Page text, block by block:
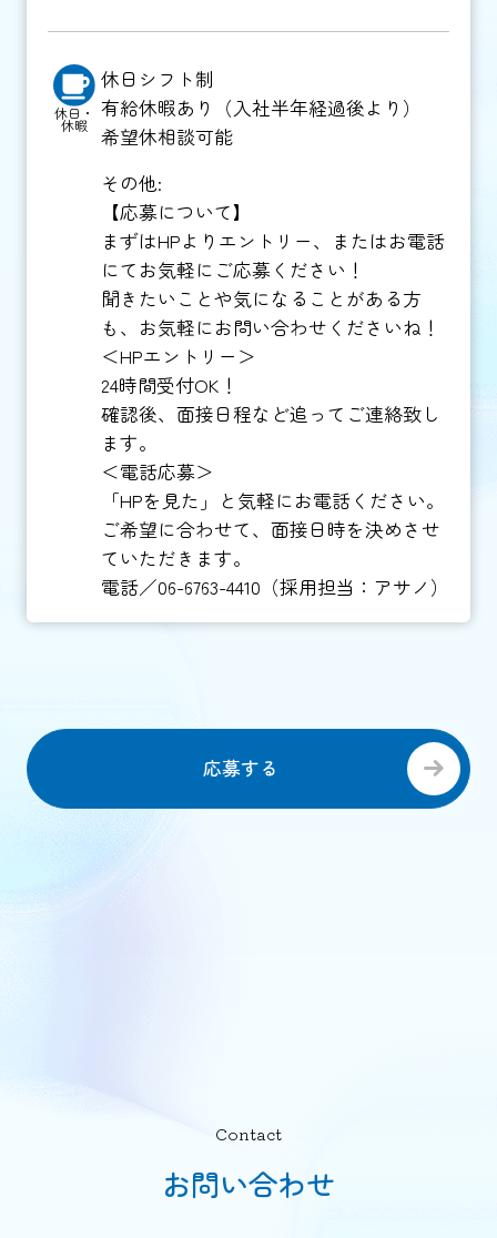
休日・
休暇
休日シフト制
有給休暇あり（入社半年経過後より）
希望休相談可能
その他:
【応募について】
まずはHPよりエントリー、またはお電話
にてお気軽にご応募ください！
聞きたいことや気になることがある方
も、お気軽にお問い合わせくださいね！
＜HPエントリー＞
24時間受付OK！
確認後、面接日程など追ってご連絡致し
ます。
＜電話応募＞
「HPを見た」と気軽にお電話ください。
ご希望に合わせて、面接日時を決めさせ
ていただきます。
電話／06-6763-4410（採用担当：アサノ）
応募する
Contact
お問い合わせ